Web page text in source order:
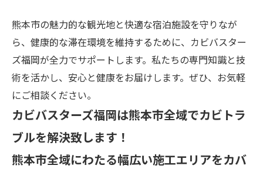
熊本市の魅力的な観光地と快適な宿泊施設を守りなが
ら、健康的な滞在環境を維持するために、カビバスター
ズ福岡が全力でサポートします。私たちの専門知識と技
術を活かし、安心と健康をお届けします。ぜひ、お気軽
にご相談ください。
カビバスターズ福岡は熊本市全域でカビトラ
ブルを解決致します！
熊本市全域にわたる幅広い施工エリアをカバ